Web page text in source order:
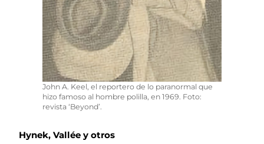
John A. Keel, el reportero de lo paranormal que
hizo famoso al hombre polilla, en 1969. Foto:
revista ‘Beyond’.
Hynek, Vallée y otros